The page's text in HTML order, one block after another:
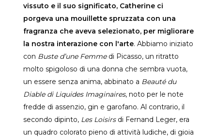
vissuto e il suo significato, Catherine ci
porgeva una mouillette spruzzata con una
fragranza che aveva selezionato, per migliorare
la nostra interazione con l'arte. Abbiamo iniziato
con Buste d’une Femmedi Picasso, un ritratto
molto spigoloso di una donna che sembra vuota,
un essere senza anima, abbinato a Beauté du
Diable di Liquides Imaginaires, noto per le note
fredde di assenzio, gin e garofano. Al contrario, il
secondo dipinto, Les Loisirsdi Fernand Leger, era
un quadro colorato pieno di attività ludiche, di gioia